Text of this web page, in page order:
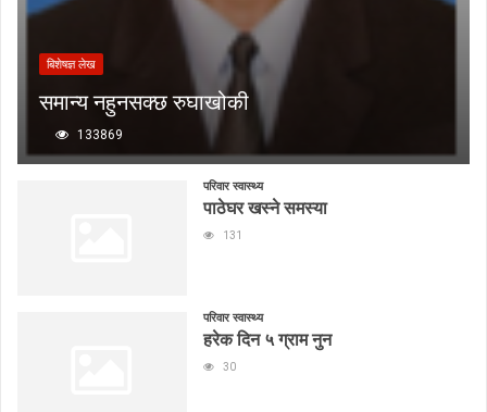
बिशेषज्ञ लेख
समान्य नहुनसक्छ रुघाखोकी
133869
परिवार स्वास्थ्य
पाठेघर खस्ने समस्या
131
परिवार स्वास्थ्य
हरेक दिन ५ ग्राम नुन
30